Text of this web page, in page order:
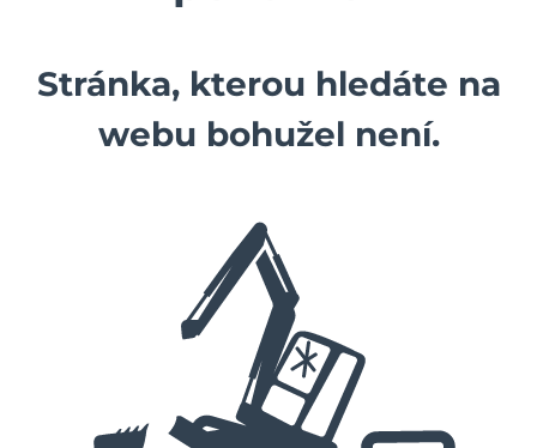
Zařízení staveniště
Servis strojů
Stránka, kterou hledáte na
webu bohužel není.